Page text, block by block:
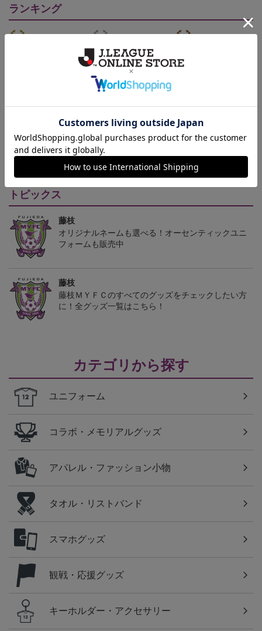
ランキング
2026/27 レプリカユニフ
ォーム FP 1st
NEW
藤枝MYFC ピカチュウ
タオルマフラー
タオルマフラー
トピックス
藤枝
オリジナルネームも選べる！オーセンティックユニ
フォームも販売中
藤枝
藤枝ＭＹＦＣのすべてのグッズをチェックしたい方
に！全グッズ一覧はこちら！
カテゴリから探す
ユニフォーム
コラボ・メモリアルグッズ
アパレル・ファッション小物
タオル・リストバンド
スマホグッズ
観戦・応援グッズ
キーホルダー・アクセサリー